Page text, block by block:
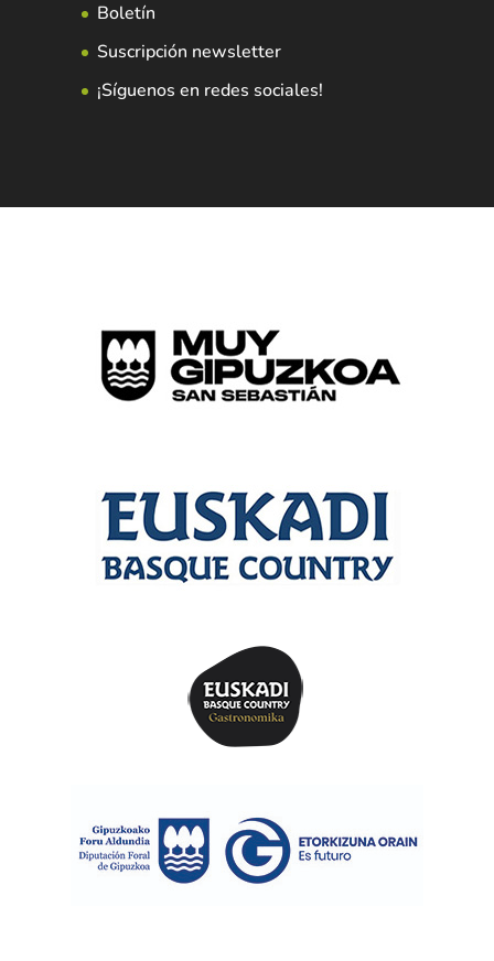
Boletín
Suscripción newsletter
¡Síguenos en redes sociales!